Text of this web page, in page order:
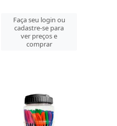
Faça seu login ou
cadastre-se para
ver preços e
comprar